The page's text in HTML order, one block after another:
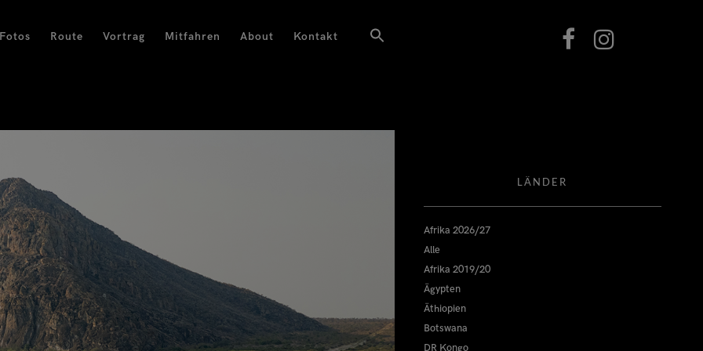
Route Vortrag Mitfahren About Kontakt
LÄNDER
Afrika 2026/27
Alle
Afrika 2019/20
Ägypten
Äthiopien
Botswana
DR Kongo